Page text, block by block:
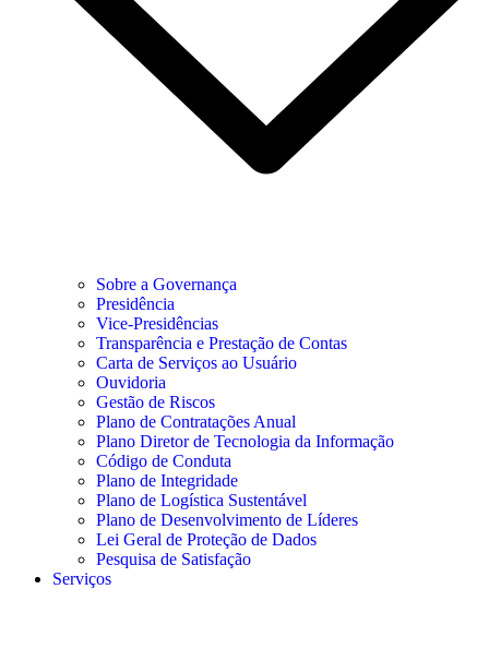
Sobre a Governança
Presidência
Vice-Presidências
Transparência e Prestação de Contas
Carta de Serviços ao Usuário
Ouvidoria
Gestão de Riscos
Plano de Contratações Anual
Plano Diretor de Tecnologia da Informação
Código de Conduta
Plano de Integridade
Plano de Logística Sustentável
Plano de Desenvolvimento de Líderes
Lei Geral de Proteção de Dados
Pesquisa de Satisfação
Serviços